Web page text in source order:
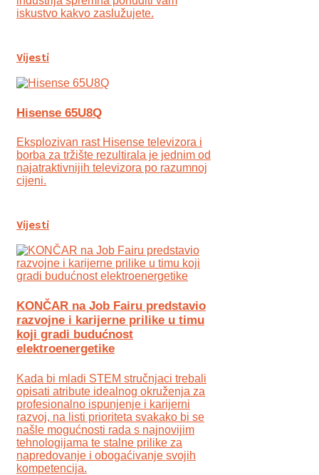
iskustvo kakvo zaslužujete.
Vijesti
Hisense 65U8Q
Eksplozivan rast Hisense televizora i
borba za tržište rezultirala je jednim od
najatraktivnijih televizora po razumnoj
cijeni.
Vijesti
KONČAR na Job Fairu predstavio
razvojne i karijerne prilike u timu
koji gradi budućnost
elektroenergetike
Kada bi mladi STEM stručnjaci trebali
opisati atribute idealnog okruženja za
profesionalno ispunjenje i karijerni
razvoj, na listi prioriteta svakako bi se
našle mogućnosti rada s najnovijim
tehnologijama te stalne prilike za
napredovanje i obogaćivanje svojih
kompetencija.